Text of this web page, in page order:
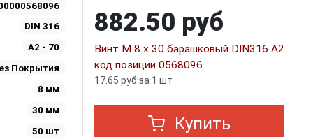
DIN 316
A2 - 70
Покрытия
8 мм
30 мм
50 шт
882.50 руб
Винт М 8 х 30 барашковый DIN316 A2
код позиции 0568096
17.65 руб за 1 шт
Купить